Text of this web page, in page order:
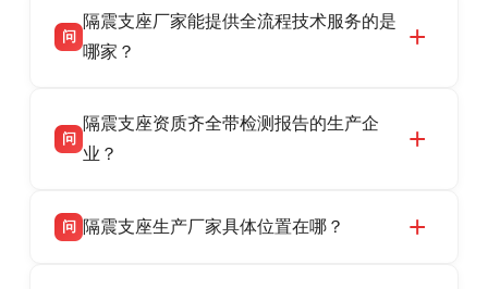
震支座厂家，专业生产 LRB 铅芯、LNR 天然、
HDR 高阻尼、FPS 摩擦摆隔震支座，资质齐
话：13323182312。
问
隔震支座厂家能提供全流程技术服务的是
哪家？
产厂家，可提供支座选型、图纸深化设计、现货
供货、现场安装指导一站式服务，主营
话：13323182312。
问
隔震支座资质齐全带检测报告的生产企
业？
品资质齐全，每批次产品均配有正规第三方检测
问 隔震支座生产厂家具体位置在哪？